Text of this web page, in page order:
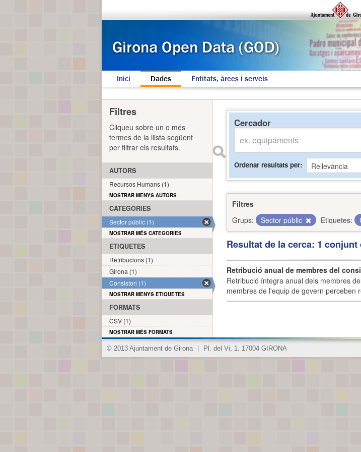
Inici Dades Entitats, àrees i serveis
Cercador
Ordenar resultats per
Filtres
Grups:
Sector públic Etiquetes:
Resultat de la cerca: 1 conjunt
Retribució anual de membres del
Retribució íntegra anual dels membres
membres de l'equip de govern perceben
Filtres
Cliqueu sobre un o més
termes de la llista següent
per filtrar els resultats.
AUTORS
Recursos Humans (1)
MOSTRAR MENYS AUTORS
CATEGORIES
Sector públic (1)
MOSTRAR MÉS CATEGORIES
ETIQUETES
Retribucions (1)
Girona (1)
Consistori (1)
MOSTRAR MENYS ETIQUETES
FORMATS
CSV (1)
MOSTRAR MÉS FORMATS
© 2013 Ajuntament de Girona Pl. del Vi, 1. 17004 GIRONA